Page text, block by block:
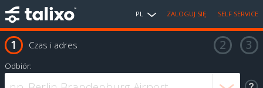
PL ZALOGUJ SIĘ SELF SERVICE
Czas i adres
Odbiór: